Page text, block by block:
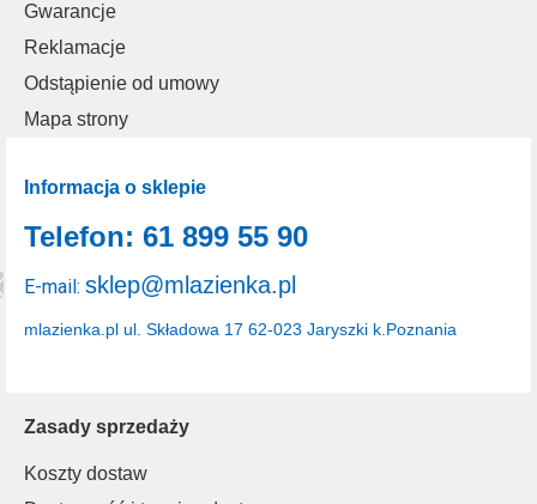
Gwarancje
Reklamacje
Odstąpienie od umowy
Mapa strony
Zasady sprzedaży
Koszty dostaw
Informacja o sklepie
mlazienka.pl ul. Składowa 17 62-023 Jaryszki k.Poznania
Telefon: 61 899 55 90
E-mail: sklep@mlazienka.pl